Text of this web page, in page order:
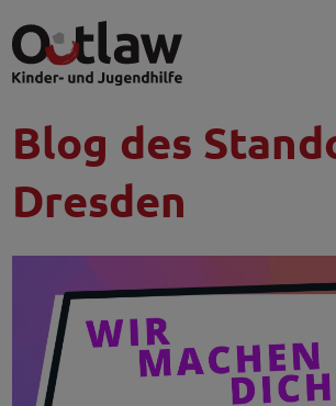
Blog des
Dresden